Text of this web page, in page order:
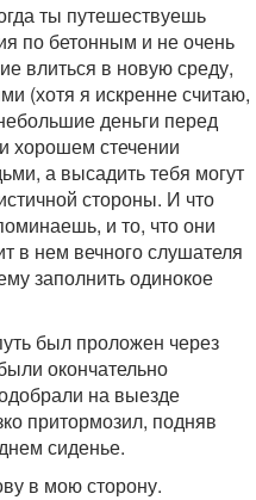
ты путешествуешь
по бетонным и не очень
влиться в новую среду,
(хотя я искренне считаю,
деньги перед
хорошем стечении
а высадить тебя могут
стороны. И что
и то, что они
в нем вечного слушателя
заполнить одинокое
был проложен через
окончательно
на выезде
притормозил, подняв
сиденье.
в мою сторону.